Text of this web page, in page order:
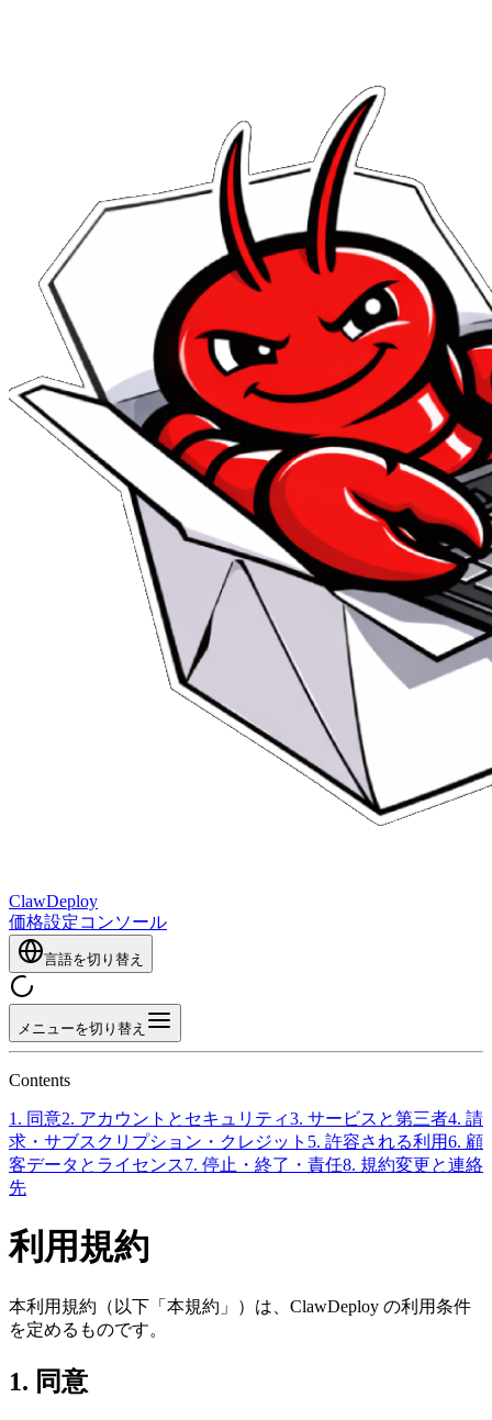
ClawDeploy
価格設定コンソール
言語を切り替え
メニューを切り替え
Contents
1. 同意2. アカウントとセキュリティ3. サービスと第三者4. 請
求・サブスクリプション・クレジット 5. 許容される利用6. 顧
客データとライセンス7. 停止・終了・責任8. 規約変更と連絡
先
利用規約
本利用規約（以下「本規約」）は、ClawDeploy の利用条件
を定めるものです。
1. 同意